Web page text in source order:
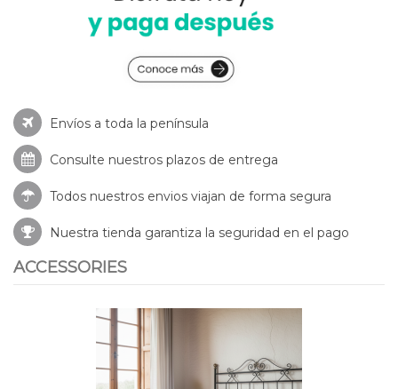
Envíos a toda la península
Consulte nuestros plazos de entrega
Todos nuestros envios viajan de forma segura
Nuestra tienda garantiza la seguridad en el pago
ACCESSORIES